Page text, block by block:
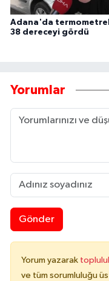
Adana'da
38 dereceyi gördü
Yorumlar
Gönder
Yorum yazarak
ve tüm sorumluluğu